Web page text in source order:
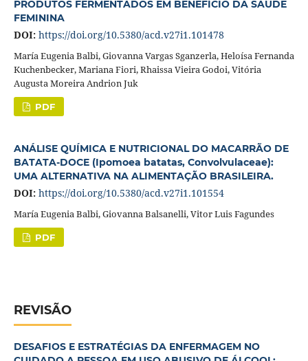
PRODUTOS FERMENTADOS EM BENEFÍCIO DA SAÚDE
FEMININA
DOI: https://doi.org/10.5380/acd.v27i1.101478
María Eugenia Balbi, Giovanna Vargas Sganzerla, Heloísa Fernanda
Kuchenbecker, Mariana Fiori, Rhaissa Vieira Godoi, Vitória
Augusta Moreira Andrion Juk
PDF
ANÁLISE QUÍMICA E NUTRICIONAL DO MACARRÃO DE
BATATA-DOCE (Ipomoea batatas, Convolvulaceae):
UMA ALTERNATIVA NA ALIMENTAÇÃO BRASILEIRA.
DOI: https://doi.org/10.5380/acd.v27i1.101554
María Eugenia Balbi, Giovanna Balsanelli, Vitor Luis Fagundes
PDF
REVISÃO
DESAFIOS E ESTRATÉGIAS DA ENFERMAGEM NO